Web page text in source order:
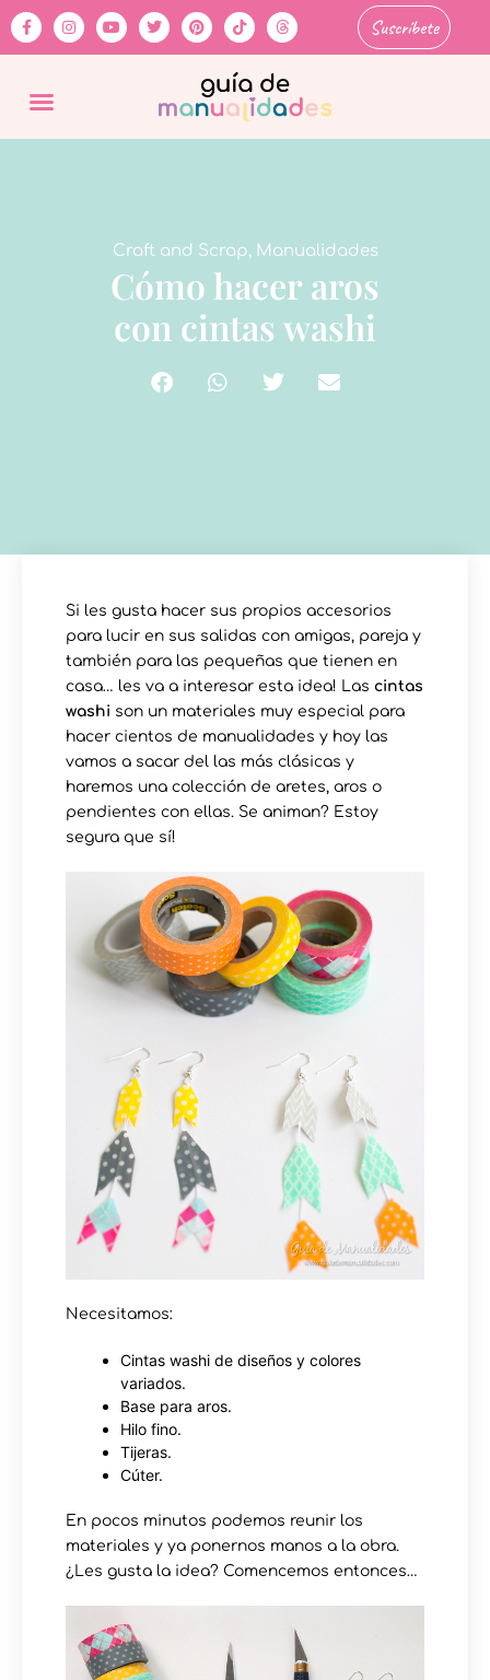
Suscríbete
Craft and Scrap, Manualidades
Cómo hacer aros
con cintas washi
Si les gusta hacer sus propios accesorios
para lucir en sus salidas con amigas, pareja y
también para las pequeñas que tienen en
casa… les va a interesar esta idea! Las cintas
washi son un materiales muy especial para
hacer cientos de manualidades y hoy las
vamos a sacar del las más clásicas y
haremos una colección de aretes, aros o
pendientes con ellas. Se animan? Estoy
segura que sí!
Necesitamos:
Cintas washi de diseños y colores
variados.
Base para aros.
Hilo fino.
Tijeras.
Cúter.
En pocos minutos podemos reunir los
materiales y ya ponernos manos a la obra.
¿Les gusta la idea? Comencemos entonces…